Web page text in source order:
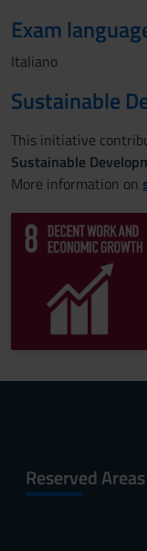
Exam
Italiano
Sustainable
This initiative
Sustainable
More information on
Reserved Areas